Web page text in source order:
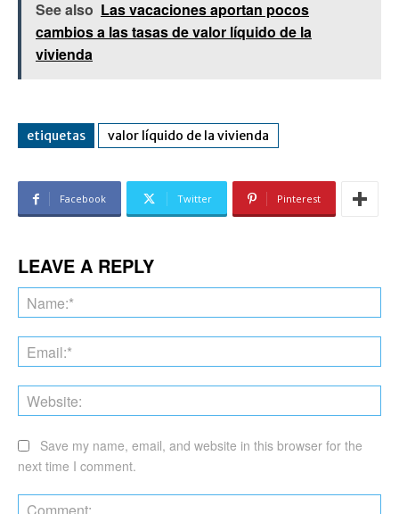
See also Las vacaciones aportan pocos
cambios a las tasas de valor líquido de la
vivienda
etiquetas valor líquido de la vivienda
Facebook Twitter Pinterest
LEAVE A REPLY
Save my name, email, and website in this browser for the
next time I comment.